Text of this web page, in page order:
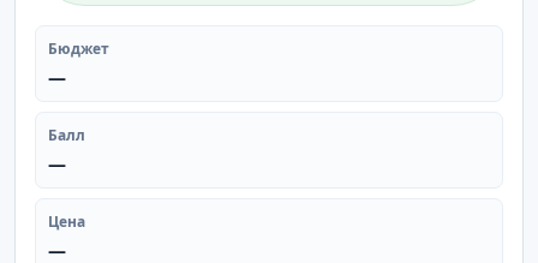
Бюджет
—
Балл
—
Цена
—